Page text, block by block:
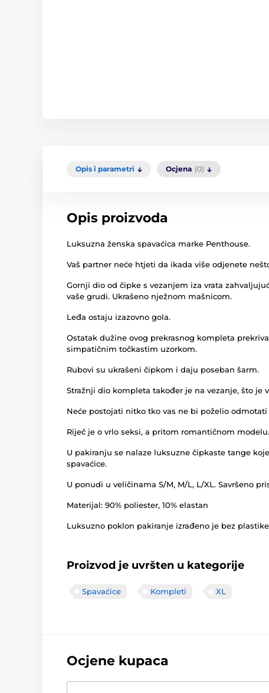
Opis i parametri Ocjena (0)
Opis proizvoda
Luksuzna ženska spavaćica marke Penthouse.
Vaš partner neće htjeti da ikada više odjenete
Gornji dio od čipke s vezanjem iza vrata
vaše grudi. Ukrašeno nježnom mašnicom.
Leđa ostaju izazovno gola.
Ostatak dužine ovog prekrasnog kompleta
simpatičnim točkastim uzorkom.
Rubovi su ukrašeni čipkom i daju poseban šarm.
Stražnji dio kompleta također je na vezanje, što je
Neće postojati nitko tko vas ne bi poželio
Riječ je o vrlo seksi, a pritom romantičnom modelu.
U pakiranju se nalaze luksuzne čipkaste tange
spavaćice.
U ponudi u veličinama S/M, M/L, L/XL. Savršeno
Materijal: 90% poliester, 10% elastan
Luksuzno poklon pakiranje izrađeno je bez
Proizvod je uvršten u kategorije
Spavaćice Kompleti XL
Ocjene kupaca